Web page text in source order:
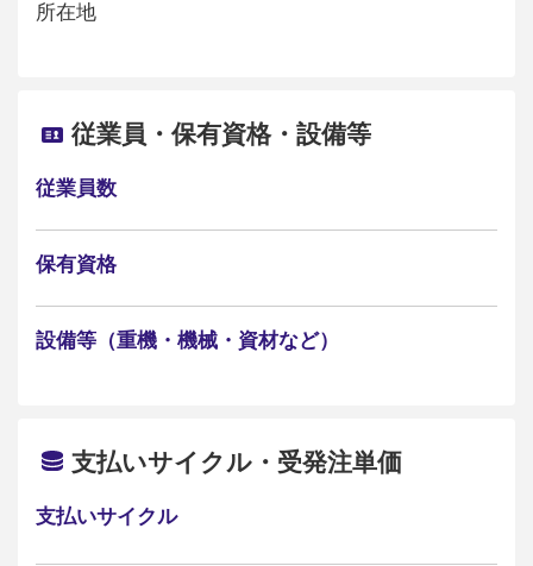
所在地
従業員・保有資格・設備等
従業員数
保有資格
設備等（重機・機械・資材など）
支払いサイクル・受発注単価
支払いサイクル